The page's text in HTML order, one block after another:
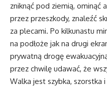
zniknąć pod ziemią, ominąć
przez przeszkody, znaleźć
za plecami. Po kilkunastu
na podłoże jak na drugi
prywatną drogę
przez chwilę udawać, że
Walka jest szybka, szorstka